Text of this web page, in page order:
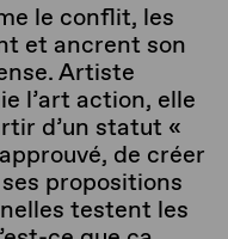
le conflit, les
et ancrent son
Artiste
l’art action, elle
d’un statut «
de créer
propositions
testent les